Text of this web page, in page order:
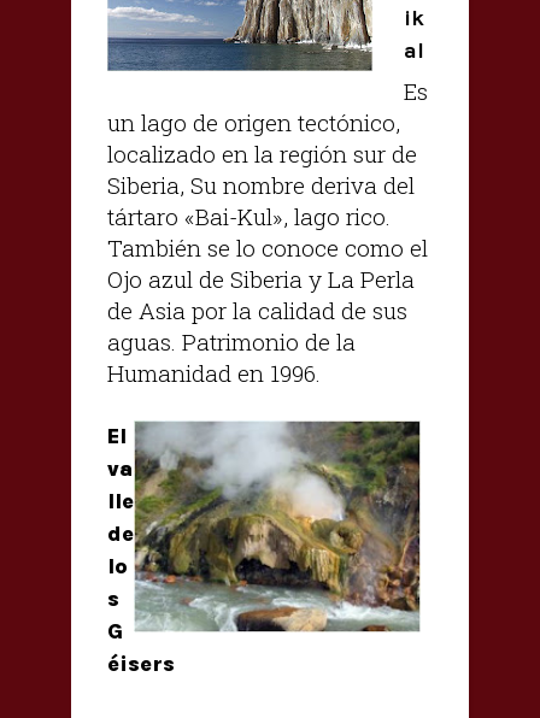
ik
al
Es
un lago de origen tectónico,
localizado en la región sur de
Siberia, Su nombre deriva del
tártaro «Bai-Kul», lago rico.
También se lo conoce como el
Ojo azul de Siberia y La Perla
de Asia por la calidad de sus
aguas. Patrimonio de la
Humanidad en 1996.
El
va
lle
de
lo
s
G
éisers